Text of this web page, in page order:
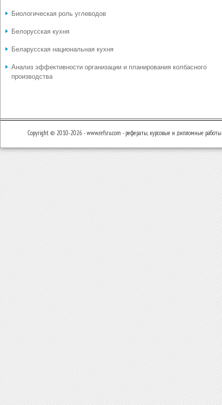
Биологическая роль углеводов
Белорусская кухня
Беларусская национальная кухня
Анализ эффективности организации и планирования колбасного
производства
Copyright © 2010-2026 - www.refsru.com - рефераты, курсовые и дипломные работы